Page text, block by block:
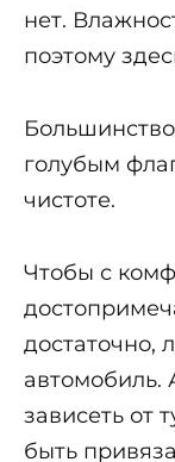
нет.
поэтому
голубым
чистоте.
Чтобы с
достаточно,
автомобиль.
зависеть от
быть